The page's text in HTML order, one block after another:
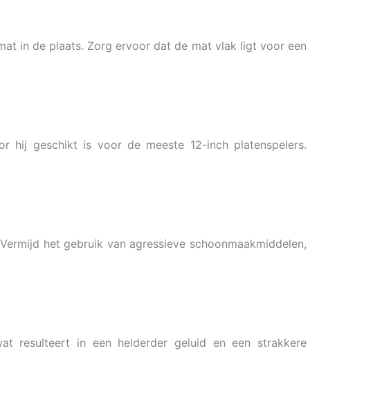
in de plaats. Zorg ervoor dat de mat vlak ligt voor een
geschikt is voor de meeste 12-inch platenspelers.
het gebruik van agressieve schoonmaakmiddelen,
resulteert in een helderder geluid en een strakkere